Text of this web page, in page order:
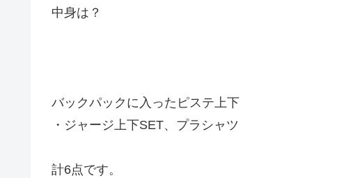
中身は？
バックパックに入ったピステ上下
・ジャージ上下SET、プラシャツ
計6点です。